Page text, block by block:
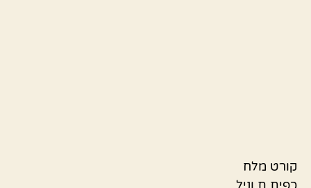
קורט מלח